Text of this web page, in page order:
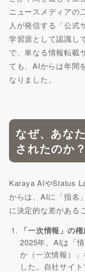
ニュースメディアの
人が発信する「公式
学習源として認識し
で、単なる情報転載
ても、AIからは年間
なりました。
なぜ、あな
されたのか？
Karaya AIやStatus
からは、AIに「指名
に決定的な差がある
「一次情報」の
2025年、AIは「
か（一次情報）
した。自社サイ